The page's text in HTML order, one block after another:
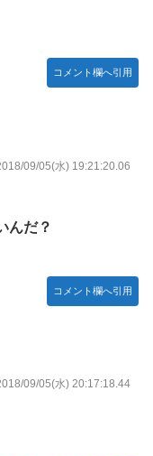
コメント欄へ引用
09/05(水) 19:21:20.06
んだ？
コメント欄へ引用
09/05(水) 20:17:18.44